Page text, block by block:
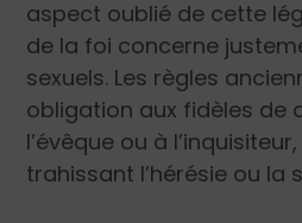
aspect oublié de cette
de la foi concerne
sexuels. Les règles
obligation aux fidèles de
l’évêque ou à
trahissant l’hérésie ou la